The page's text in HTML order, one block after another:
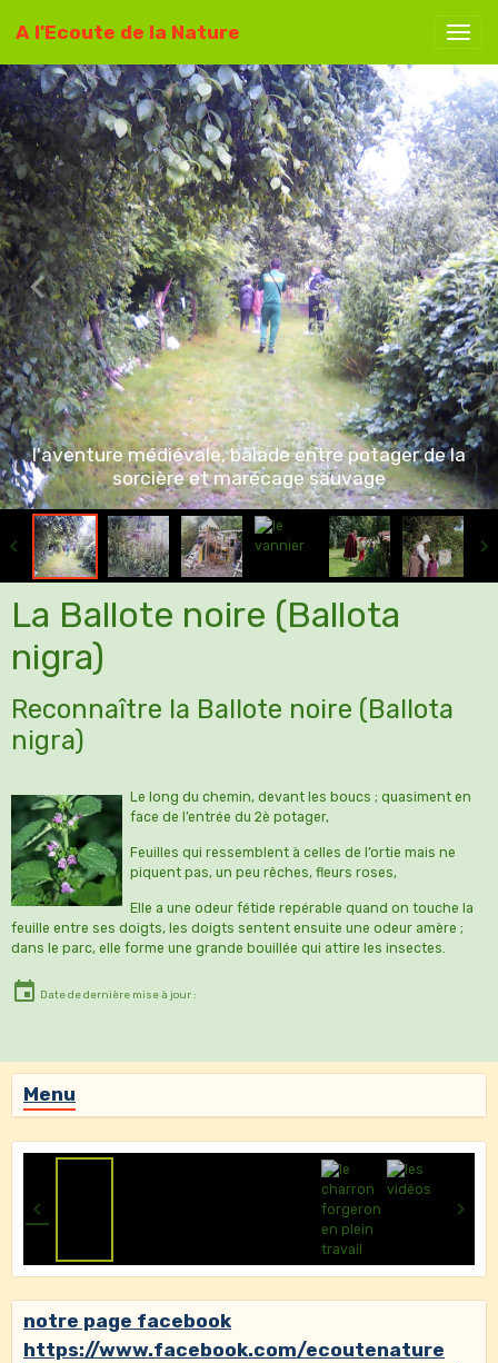
A l'Ecoute de la Nature
l'aventure médiévale, balade entre potager de la
sorcière et marécage sauvage
La Ballote noire (Ballota
nigra)
Reconnaître la Ballote noire (Ballota
nigra)
Le long du chemin, devant les boucs ; quasiment en
face de l’entrée du 2è potager,
Feuilles qui ressemblent à celles de l’ortie mais ne
piquent pas, un peu rêches, fleurs roses,
Elle a une odeur fétide repérable quand on touche la
feuille entre ses doigts, les doigts sentent ensuite une odeur amère ;
dans le parc, elle forme une grande bouillée qui attire les insectes.
Date de dernière mise à jour :
Menu
notre page facebook
https://www.facebook.com/ecoutenature